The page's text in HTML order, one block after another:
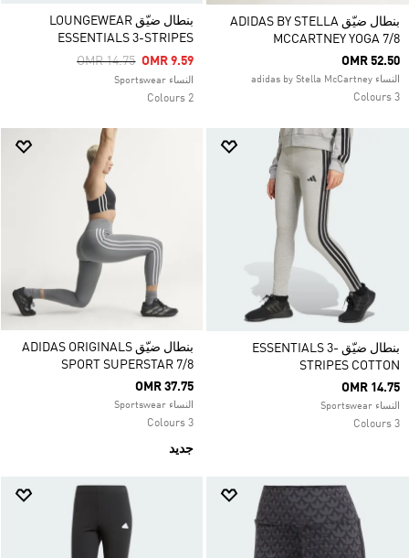
بنطال ضيّق ADIDAS BY STELLA
MCCARTNEY YOGA 7/8
OMR 52.50
النساء adidas by Stella McCartney
3 Colours
بنطال ضيّق LOUNGEWEAR
ESSENTIALS 3-STRIPES
Price Reduced From
OMR 14.75ToOMR 9.59
النساء Sportswear
2 Colours
بنطال ضيّق ESSENTIALS 3-
STRIPES COTTON
OMR 14.75
النساء Sportswear
3 Colours
بنطال ضيّق ADIDAS ORIGINALS
SPORT SUPERSTAR 7/8
OMR 37.75
النساء Sportswear
3 Colours
جديد